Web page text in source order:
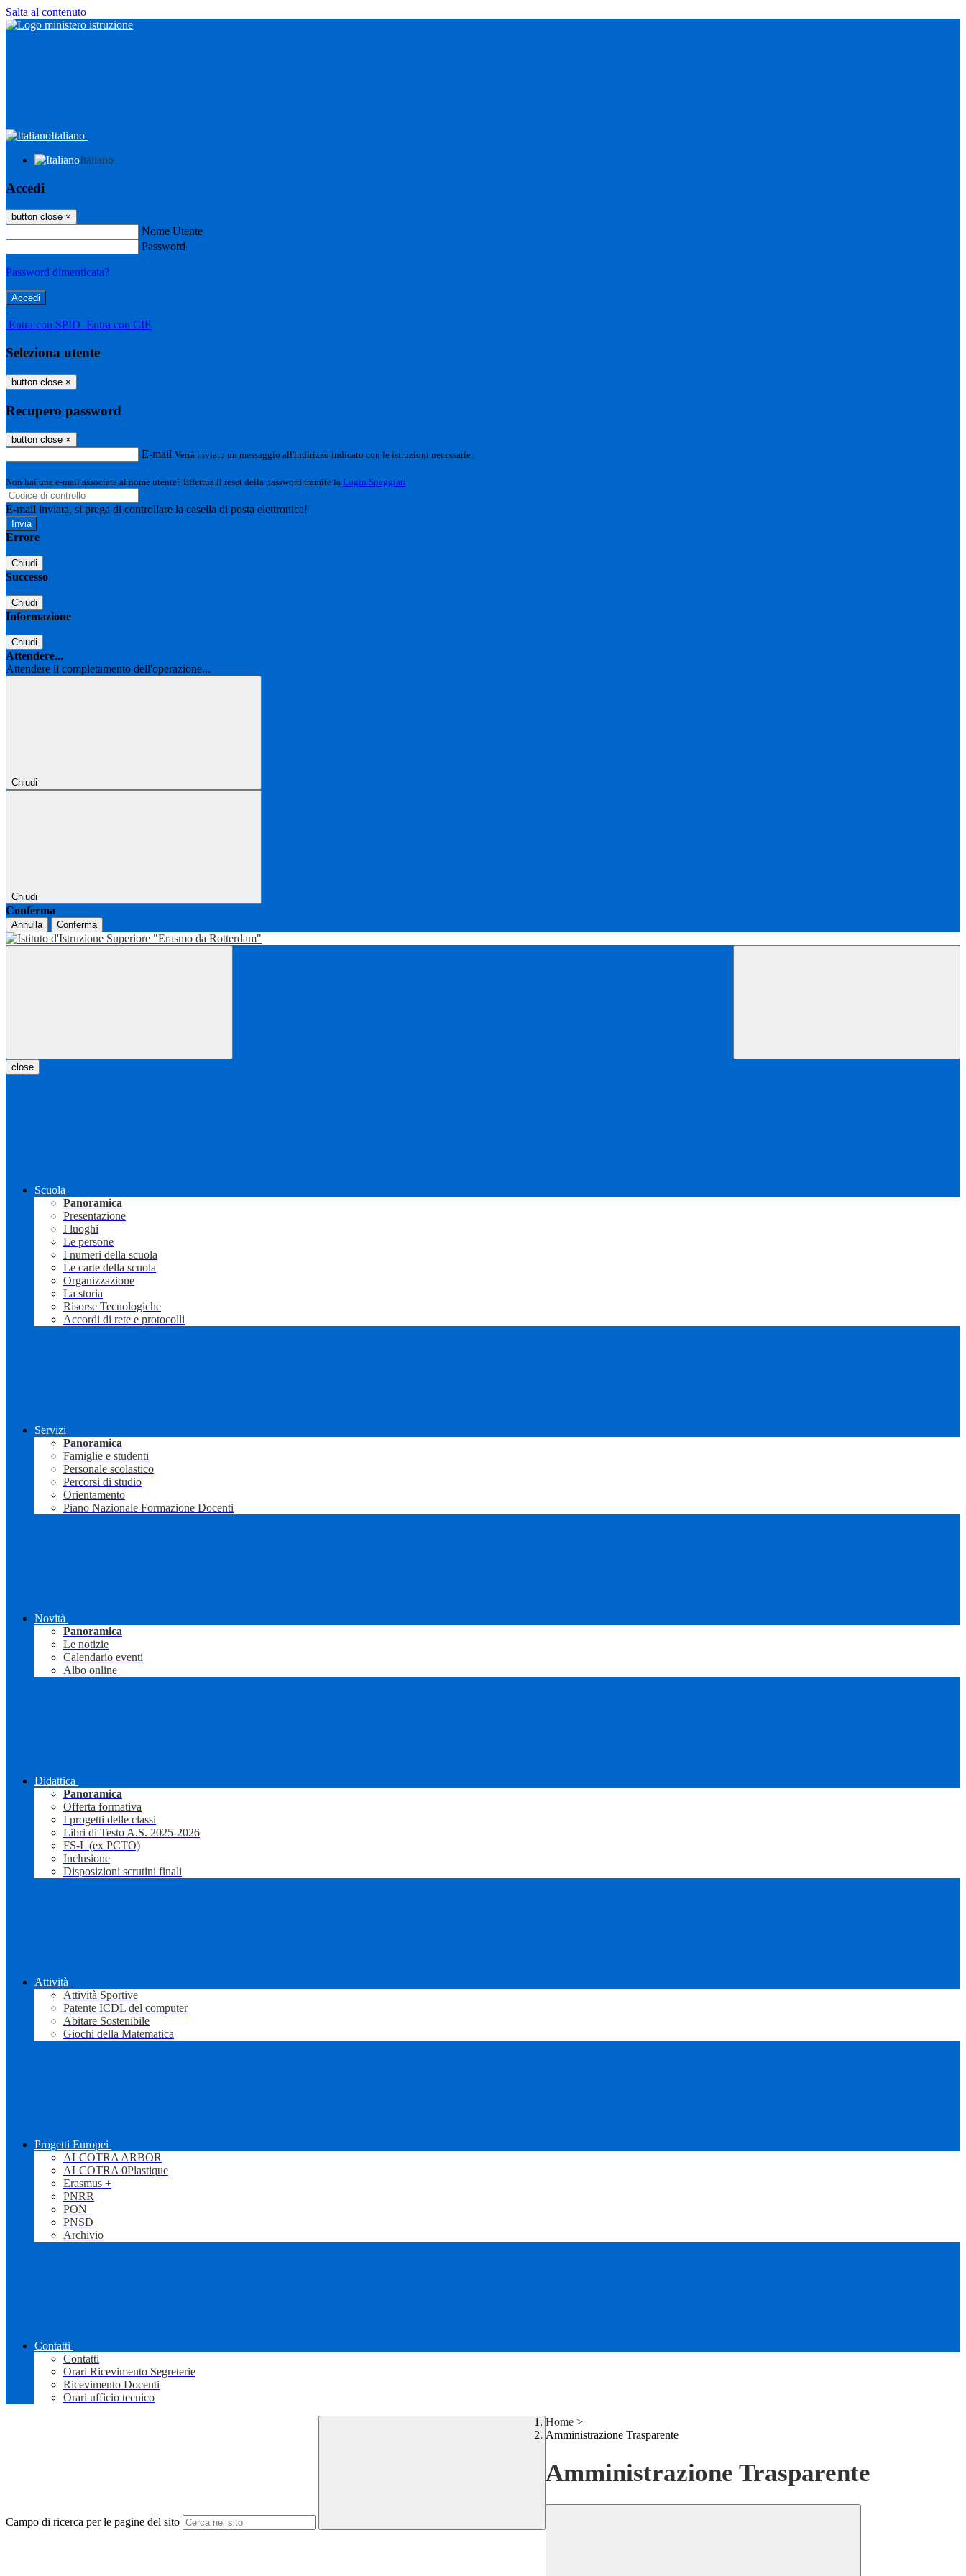
Salta al contenuto
Italiano
Italiano
Accedi
button close ×
Nome Utente
Password
Password dimenticata?
-
Entra con SPID Entra con CIE
Seleziona utente
button close ×
Recupero password
button close ×
E-mail Verrà inviato un messaggio all'indirizzo indicato con le istruzioni necessarie.
Non hai una e-mail associata al nome utente? Effettua il reset della password tramite la Login Spaggiari
E-mail inviata, si prega di controllare la casella di posta elettronica!
Errore
Chiudi
Successo
Chiudi
Informazione
Chiudi
Attendere...
Attendere il completamento dell'operazione...
Chiudi
Chiudi
Conferma
Annulla Conferma
close
Scuola
Panoramica
Presentazione
I luoghi
Le persone
I numeri della scuola
Le carte della scuola
Organizzazione
La storia
Risorse Tecnologiche
Accordi di rete e protocolli
Servizi
Panoramica
Famiglie e studenti
Personale scolastico
Percorsi di studio
Orientamento
Piano Nazionale Formazione Docenti
Novità
Panoramica
Le notizie
Calendario eventi
Albo online
Didattica
Panoramica
Offerta formativa
I progetti delle classi
Libri di Testo A.S. 2025-2026
FS-L (ex PCTO)
Inclusione
Disposizioni scrutini finali
Attività
Attività Sportive
Patente ICDL del computer
Abitare Sostenibile
Giochi della Matematica
Progetti Europei
ALCOTRA ARBOR
ALCOTRA 0Plastique
Erasmus +
PNRR
PON
PNSD
Archivio
Contatti
Contatti
Orari Ricevimento Segreterie
Ricevimento Docenti
Orari ufficio tecnico
Campo di ricerca per le pagine del sito
Home >
Amministrazione Trasparente
Amministrazione Trasparente